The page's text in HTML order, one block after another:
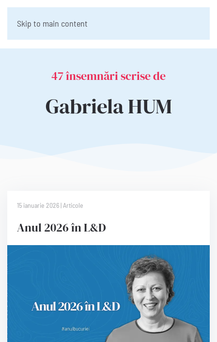
Skip to main content
47 însemnări scrise de
Gabriela HUM
15 ianuarie 2026 | Articole
Anul 2026 în L&D